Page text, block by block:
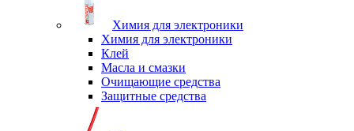
Химия для электроники
Химия для электроники
Клей
Масла и смазки
Очищающие средства
Защитные средства